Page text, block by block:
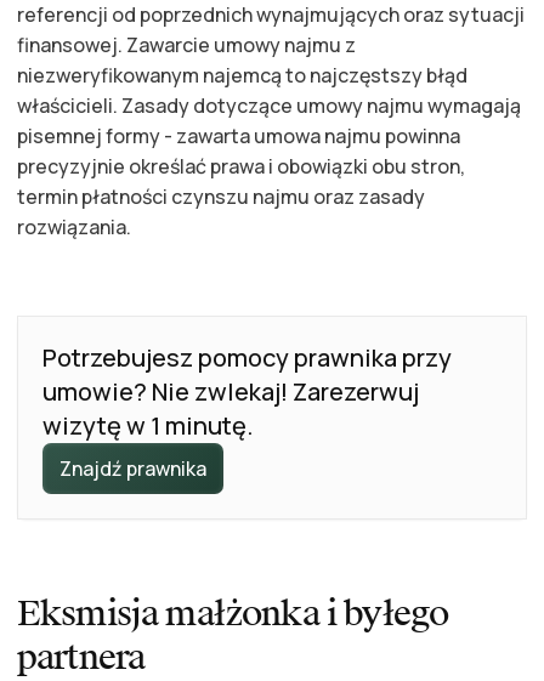
referencji od poprzednich wynajmujących oraz sytuacji
finansowej. Zawarcie umowy najmu z
niezweryfikowanym najemcą to najczęstszy błąd
właścicieli. Zasady dotyczące umowy najmu wymagają
pisemnej formy - zawarta umowa najmu powinna
precyzyjnie określać prawa i obowiązki obu stron,
termin płatności czynszu najmu oraz zasady
rozwiązania.
Potrzebujesz pomocy prawnika przy
umowie? Nie zwlekaj! Zarezerwuj
wizytę w 1 minutę.
Znajdź prawnika
Eksmisja małżonka i byłego
partnera